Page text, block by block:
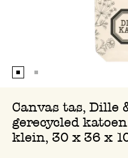
Canvas tas, Dille
gerecycled
klein, 30 x 36 x
30